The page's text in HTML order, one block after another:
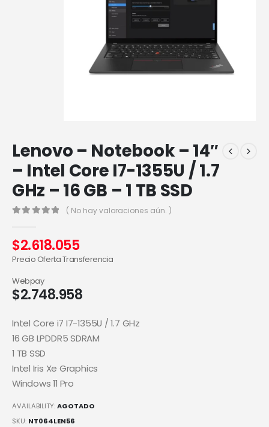
Lenovo – Notebook – 14″
– Intel Core I7-1355U / 1.7
GHz – 16 GB – 1 TB SSD
( No hay valoraciones aún. )
$2.618.055
Precio Oferta Transferencia
$2.748.958
Webpay
Intel Core i7 I7-1355U / 1.7 GHz
16 GB LPDDR5 SDRAM
1 TB SSD
Intel Iris Xe Graphics
Windows 11 Pro
AVAILABILITY:AGOTADO
SKU: NT064LEN56